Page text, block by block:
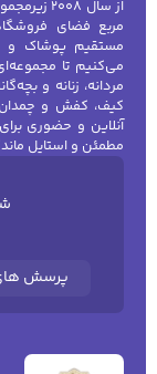
برای یک
نگیرید.
پارچه،
دوام لباس
انواع
تیشرت
تیشرت
استایل
است.
بیشتری
مربع فضای
مستقیم پوشاک و
می‌کنیم تا
مردانه، زنانه و
کیف، کفش و
آنلاین و حضوری
مطمئن و استایل
پرسش